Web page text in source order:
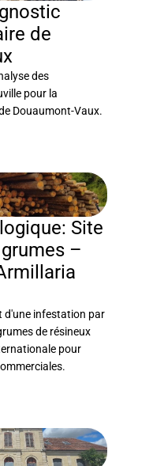
de
des
pour la
Douaumont-Vaux.
EXPERTISE
Site
–
d'une infestation par
de résineux
pour
EXPERTISE